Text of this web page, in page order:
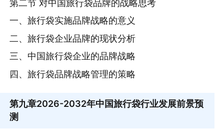
第二节 对中国旅行袋品牌的战略思考
一、旅行袋实施品牌战略的意义
二、旅行袋企业品牌的现状分析
三、中国旅行袋企业的品牌战略
四、旅行袋品牌战略管理的策略
第九章2026-2032年中国旅行袋行业发展前景预
测